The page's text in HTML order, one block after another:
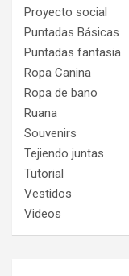
Proyecto social
Puntadas Básicas
Puntadas fantasia
Ropa Canina
Ropa de bano
Ruana
Souvenirs
Tejiendo juntas
Tutorial
Vestidos
Videos